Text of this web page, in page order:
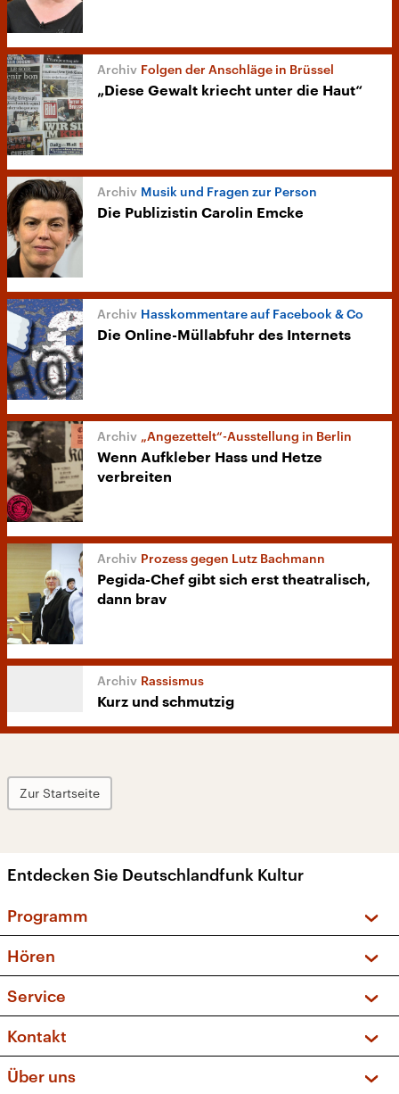
Folgen der Anschläge in Brüssel
„Diese Gewalt kriecht unter die Haut“
Musik und Fragen zur Person
Die Publizistin Carolin Emcke
Hasskommentare auf Facebook & Co
Die Online-Müllabfuhr des Internets
„Angezettelt“-Ausstellung in Berlin
Wenn Aufkleber Hass und Hetze
verbreiten
Prozess gegen Lutz Bachmann
Pegida-Chef gibt sich erst theatralisch,
dann brav
Rassismus
Kurz und schmutzig
Zur Startseite
Entdecken Sie Deutschlandfunk Kultur
Programm
Sendungen und Podcasts
Musikliste
Kakadu – Das Kinderprogramm
Hören
Frequenzen (UKW + DAB+)
Service
FAQ
Apps
Newsletter
Kontakt
Über uns